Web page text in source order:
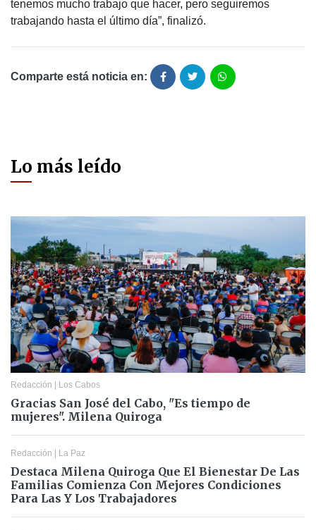
tenemos mucho trabajo que hacer, pero seguiremos
trabajando hasta el último día”, finalizó.
Comparte está noticia en:
Lo más leído
Redacción | Los Cabos
Gracias San José del Cabo, "Es tiempo de
mujeres". Milena Quiroga
Redacción | La Paz
Destaca Milena Quiroga Que El Bienestar De Las
Familias Comienza Con Mejores Condiciones
Para Las Y Los Trabajadores